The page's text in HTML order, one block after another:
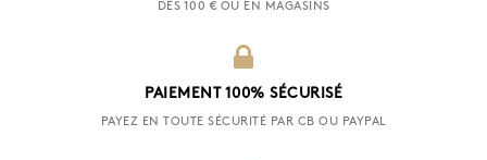
DÈS 100 € OU EN MAGASINS
PAIEMENT 100% SÉCURISÉ
PAYEZ EN TOUTE SÉCURITÉ PAR CB OU PAYPAL